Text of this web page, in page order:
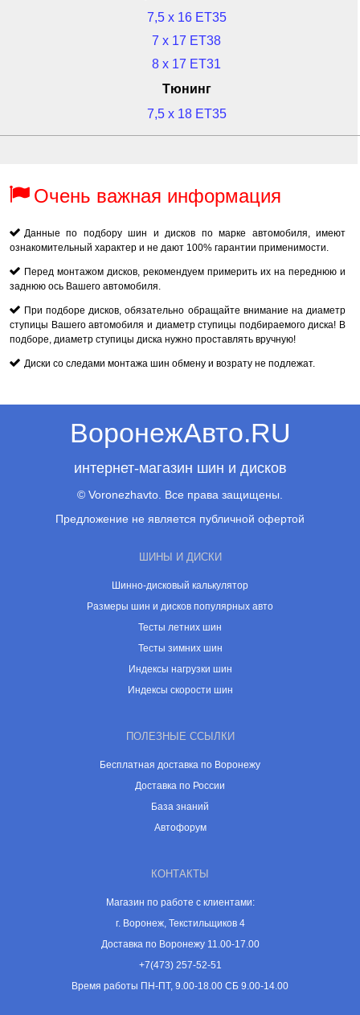
7,5 x 16 ET35
7 x 17 ET38
8 x 17 ET31
Тюнинг
7,5 x 18 ET35
Очень важная информация
Данные по подбору шин и дисков по марке автомобиля, имеют
ознакомительный характер и не дают 100% гарантии применимости.
Перед монтажом дисков, рекомендуем примерить их на переднюю и
заднюю ось Вашего автомобиля.
При подборе дисков, обязательно обращайте внимание на диаметр
ступицы Вашего автомобиля и диаметр ступицы подбираемого диска! В
подборе, диаметр ступицы диска нужно проставлять вручную!
Диски со следами монтажа шин обмену и возрату не подлежат.
ВоронежАвто.RU
интернет-магазин шин и дисков
© Voronezhavto. Все права защищены.
Предложение не является публичной офертой
ШИНЫ И ДИСКИ
Шинно-дисковый калькулятор
Размеры шин и дисков популярных авто
Тесты летних шин
Тесты зимних шин
Индексы нагрузки шин
Индексы скорости шин
ПОЛЕЗНЫЕ ССЫЛКИ
Бесплатная доставка по Воронежу
Доставка по России
База знаний
Автофорум
КОНТАКТЫ
Магазин по работе с клиентами:
г. Воронеж, Текстильщиков 4
Доставка по Воронежу 11.00-17.00
+7(473) 257-52-51
Время работы ПН-ПТ, 9.00-18.00 СБ 9.00-14.00